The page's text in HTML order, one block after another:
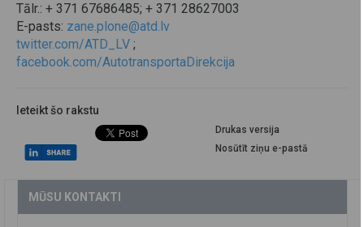
Tālr.: + 371 67686485; + 371 28627003
E-pasts: zane.plone@atd.lv
twitter.com/ATD_LV ;
facebook.com/AutotransportaDirekcija
Ieteikt šo rakstu
Drukas versija
Nosūtīt ziņu e-pastā
MŪSU KONTAKTI